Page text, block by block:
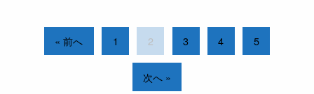
« 前へ 1 2 3 4 5
次へ »